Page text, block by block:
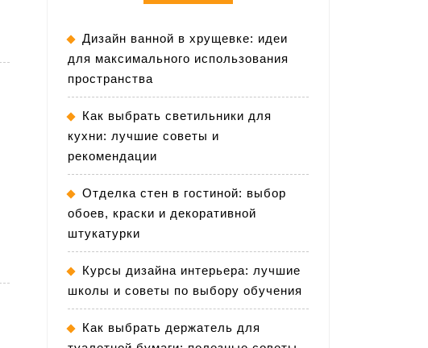
Дизайн ванной в хрущевке: идеи
для максимального использования
пространства
Как выбрать светильники для
кухни: лучшие советы и
рекомендации
Отделка стен в гостиной: выбор
обоев, краски и декоративной
штукатурки
Курсы дизайна интерьера: лучшие
школы и советы по выбору обучения
Как выбрать держатель для